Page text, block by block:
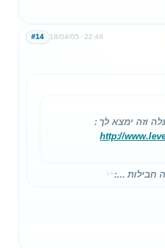
18/04/05 22:46
#14
וזה ימצא לך :
http://
חבילות ...: